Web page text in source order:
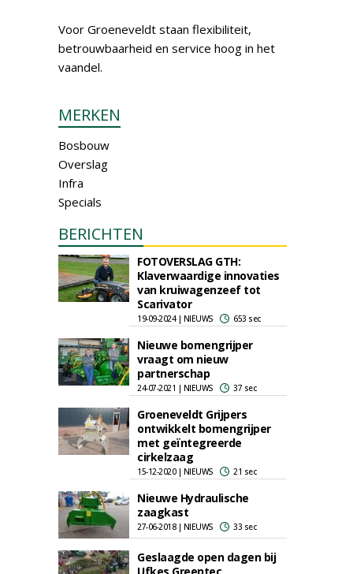
Voor Groeneveldt staan flexibiliteit,
betrouwbaarheid en service hoog in het
vaandel.
MERKEN
Bosbouw
Overslag
Infra
Specials
BERICHTEN
FOTOVERSLAG GTH:
Klaverwaardige innovaties
van kruiwagenzeef tot
Scarivator
19-09-2024 | NIEUWS 653 sec
Nieuwe bomengrijper
vraagt om nieuw
partnerschap
24-07-2021 | NIEUWS 37 sec
Groeneveldt Grijpers
ontwikkelt bomengrijper
met geïntegreerde
cirkelzaag
15-12-2020 | NIEUWS 21 sec
Nieuwe Hydraulische
zaagkast
27-06-2018 | NIEUWS 33 sec
Geslaagde open dagen bij